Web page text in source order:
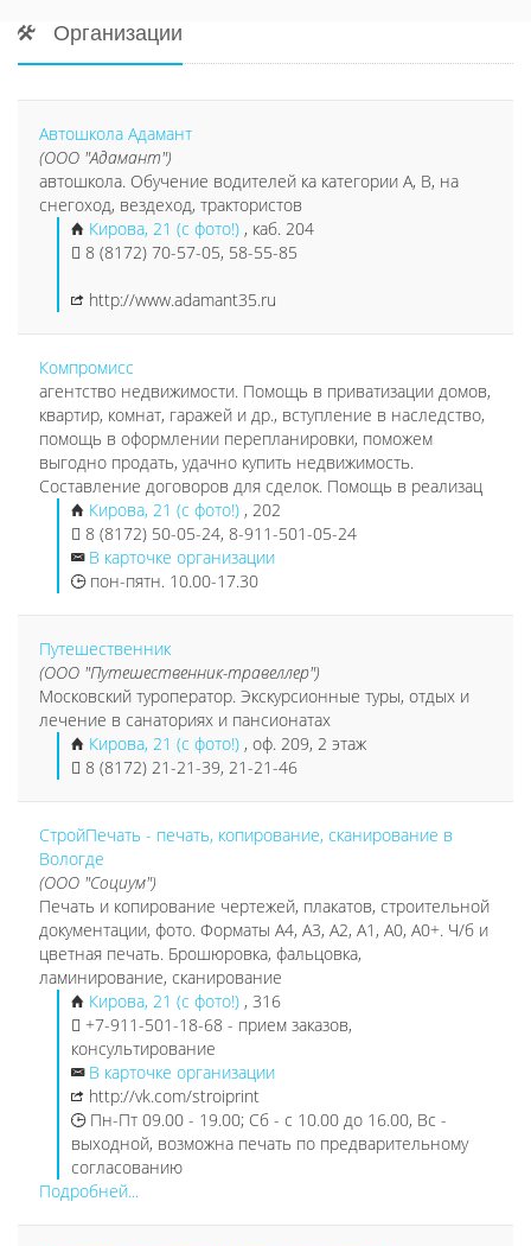
Организации
Автошкола Адамант
(ООО "Адамант")
автошкола. Обучение водителей ка категории А, В, на
снегоход, вездеход, трактористов
Кирова, 21 (с фото!) , каб. 204
8 (8172) 70-57-05, 58-55-85
http://www.adamant35.ru
Компромисс
агентство недвижимости. Помощь в приватизации домов,
квартир, комнат, гаражей и др., вступление в наследство,
помощь в оформлении перепланировки, поможем
выгодно продать, удачно купить недвижимость.
Составление договоров для сделок. Помощь в реализац
Кирова, 21 (с фото!) , 202
8 (8172) 50-05-24, 8-911-501-05-24
В карточке организации
пон-пятн. 10.00-17.30
Путешественник
(ООО "Путешественник-травеллер")
Московский туроператор. Экскурсионные туры, отдых и
лечение в санаториях и пансионатах
Кирова, 21 (с фото!) , оф. 209, 2 этаж
8 (8172) 21-21-39, 21-21-46
СтройПечать - печать, копирование, сканирование в
Вологде
(ООО "Социум")
Печать и копирование чертежей, плакатов, строительной
документации, фото. Форматы А4, А3, А2, А1, А0, А0+. Ч/б и
цветная печать. Брошюровка, фальцовка,
ламинирование, сканирование
Кирова, 21 (с фото!) , 316
+7-911-501-18-68 - прием заказов,
консультирование
В карточке организации
http://vk.com/stroiprint
Пн-Пт 09.00 - 19.00; Сб - с 10.00 до 16.00, Вс -
выходной, возможна печать по предварительному
согласованию
Подробней...